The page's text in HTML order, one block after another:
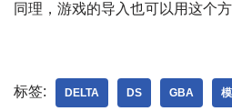
同理，游戏的导入也可以用这个方
标签: DELTA DS GBA